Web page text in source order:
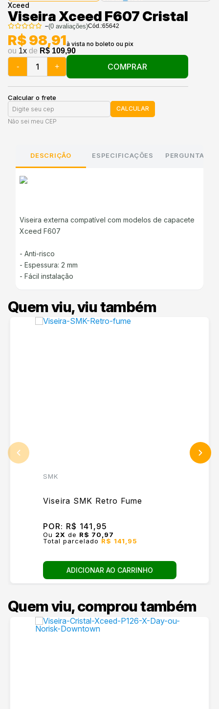
Xceed
Viseira Xceed F607 Cristal
–(0avaliações)Cód.:65642
ou 1x de R$ 109,90
R$ 98,91
- + COMPRAR
Calcular o frete
CALCULAR
Não sei meu CEP
DESCRIÇÃO ESPECIFICAÇÕES PERGUNTAS E
Viseira externa compatível com modelos de capacete
Xceed F607
- Anti-risco
- Espessura: 2 mm
- Fácil instalação
Quem viu, viu também
SMK
Viseira SMK Retro Fume
POR: R$ 141,95
Ou 2X de R$ 70,97
Total parcelado R$ 141,95
ADICIONAR AO CARRINHO
Quem viu, comprou também